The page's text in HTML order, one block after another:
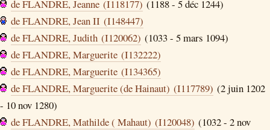
de FLANDRE, Jeanne (I118177) (1188 - 5 déc 1244)
de FLANDRE, Jean II (I148447)
de FLANDRE, Judith (I120062) (1033 - 5 mars 1094)
de FLANDRE, Marguerite (I132222)
de FLANDRE, Marguerite (I134365)
de FLANDRE, Marguerite (de Hainaut) (I117789) (2 juin 1202
- 10 nov 1280)
de FLANDRE, Mathilde ( Mahaut) (I120048) (1032 - 2 nov